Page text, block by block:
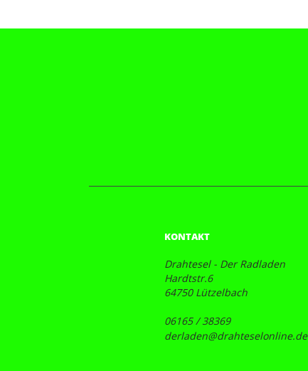
KONTAKT
Drahtesel - Der Radladen
Hardtstr.6
64750 Lützelbach
06165 / 38369
derladen@drahteselonline.de